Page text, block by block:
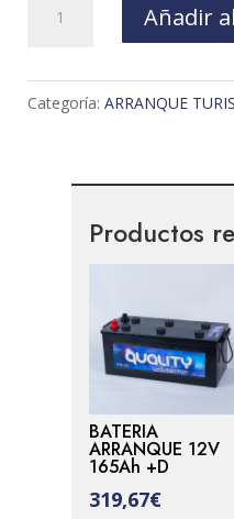
ARRANQUE
95Ah
START
Añadir
Categoría: ARRANQUE
Productos
BATERIA
ARRANQUE 12V
165Ah +D
319,67€